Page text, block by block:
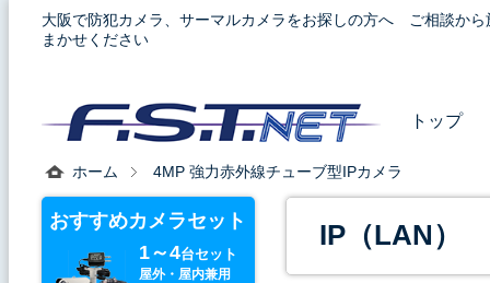
大阪で防犯カメラ、サーマルカメラをお探しの方へ ご相談か
まかせください
トップ
ホーム 4MP 強力赤外線チューブ型IPカメラ
おすすめカメラセット
1～4台セット
屋外・屋内兼用
IP（LAN）